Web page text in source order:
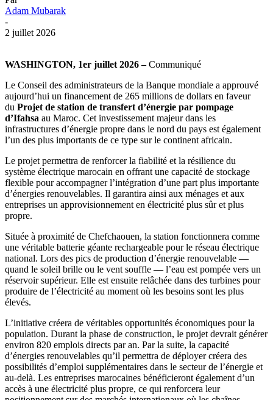
Adam Mubarak
-
2 juillet 2026
WASHINGTON, 1er juillet 2026 –Communiqué
Le Conseil des administrateurs de la Banque mondiale a approuvé
aujourd’hui un financement de 265 millions de dollars en faveur
du Projet de station de transfert d’énergie par pompage
d’Ifahsa au Maroc. Cet investissement majeur dans les
infrastructures d’énergie propre dans le nord du pays est également
l’un des plus importants de ce type sur le continent africain.
Le projet permettra de renforcer la fiabilité et la résilience du
système électrique marocain en offrant une capacité de stockage
flexible pour accompagner l’intégration d’une part plus importante
d’énergies renouvelables. Il garantira ainsi aux ménages et aux
entreprises un approvisionnement en électricité plus sûr et plus
propre.
Située à proximité de Chefchaouen, la station fonctionnera comme
une véritable batterie géante rechargeable pour le réseau électrique
national. Lors des pics de production d’énergie renouvelable —
quand le soleil brille ou le vent souffle — l’eau est pompée vers un
réservoir supérieur. Elle est ensuite relâchée dans des turbines pour
produire de l’électricité au moment où les besoins sont les plus
élevés.
L’initiative créera de véritables opportunités économiques pour la
population. Durant la phase de construction, le projet devrait générer
environ 820 emplois directs par an. Par la suite, la capacité
d’énergies renouvelables qu’il permettra de déployer créera des
possibilités d’emploi supplémentaires dans le secteur de l’énergie et
au-delà. Les entreprises marocaines bénéficieront également d’un
accès à une électricité plus propre, ce qui renforcera leur